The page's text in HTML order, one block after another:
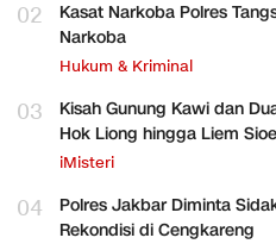
02
Kasat Narkoba Polres
Narkoba
Hukum & Kriminal
03
Kisah Gunung Kawi dan
Hok Liong hingga Liem
iMisteri
04
Polres Jakbar Diminta
Rekondisi di Cengkareng